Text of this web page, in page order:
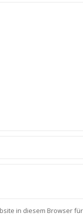
in diesem Browser